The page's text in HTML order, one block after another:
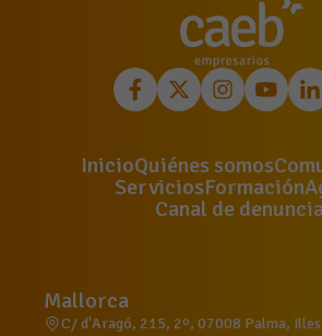
InicioQuiénes somos
ServiciosFormación
Canal de
Mallorca
C/ d'Aragó, 215, 2º, 07008 Palma,